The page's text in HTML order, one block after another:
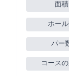
面積
ホー
パー
コース